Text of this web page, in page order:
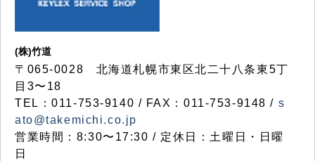
(株)竹道
〒065-0028 北海道札幌市東区北二十八条東5丁
目3〜18
TEL：011-753-9140 / FAX：011-753-9148 / s
ato@takemichi.co.jp
営業時間：8:30〜17:30 / 定休日：土曜日・日曜
日